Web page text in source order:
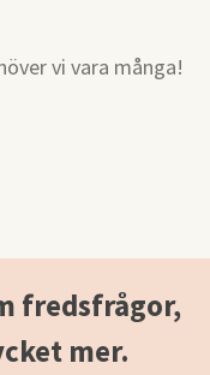
vi vara många!
fredsfrågor,
mer.